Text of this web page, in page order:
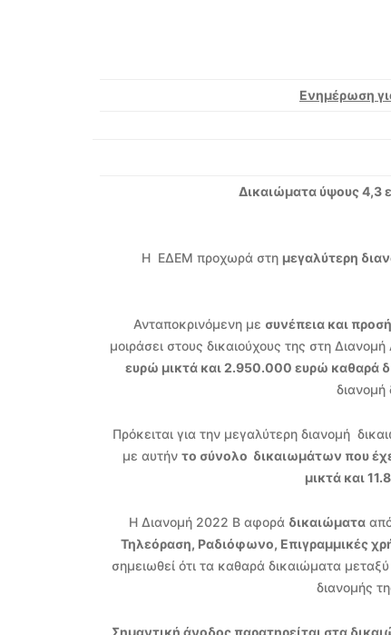
Ενημέρωση
Δικαιώματα ύψους 4,3
Η ΕΔΕΜ προχωρά στη μεγαλύτερη
Ανταποκρινόμενη με συνέπεια και
μοιράσει στους δικαιούχους της στη
ευρώ μικτά και 2.950.000 ευρώ καθαρά
διανομή
Πρόκειται για την μεγαλύτερη διανομή
με αυτήν το σύνολο δικαιωμάτων που
μικτά και
Η Διανομή 2022 Β αφορά δικαιώματα
Τηλεόραση, Ραδιόφωνο, Επιγραμμικές
σημειωθεί ότι τα καθαρά δικαιώματα μεταξύ
διανομής
Σημαντική άνοδος παρατηρείται στα